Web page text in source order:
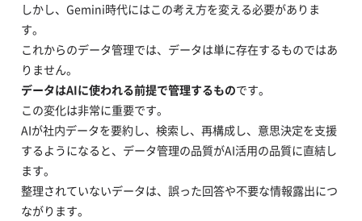
しかし、Gemini時代にはこの考え方を変える必要がありま
す。
これからのデータ管理では、データは単に存在するものではあ
りません。
データはAIに使われる前提で管理するものです。
この変化は非常に重要です。
AIが社内データを要約し、検索し、再構成し、意思決定を支援
するようになると、データ管理の品質がAI活用の品質に直結し
ます。
整理されていないデータは、誤った回答や不要な情報露出につ
ながります。